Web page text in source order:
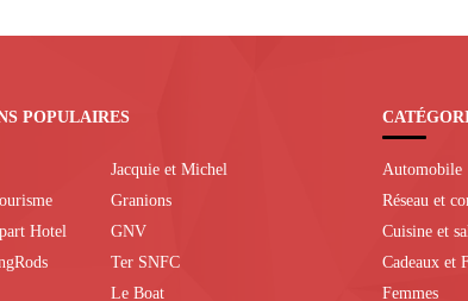
POPULAIRES
Hotel
Jacquie et Michel
Granions
GNV
Ter SNFC
Le Boat
Automobile
Réseau et
Cuisine et
Cadeaux et
Femmes